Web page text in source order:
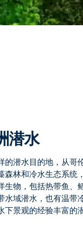
潜水
的潜水目的地 ，从哥
森林和冷水生态系统
生物，包括热带鱼、
水域潜水，也有温
景观的经验丰富的